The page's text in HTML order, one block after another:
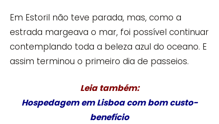
Em Estoril não teve parada, mas, como a
estrada margeava o mar, foi possível continuar
contemplando toda a beleza azul do oceano. E
assim terminou o primeiro dia de passeios.
Leia também:
Hospedagem em Lisboa com bom custo-
benefício